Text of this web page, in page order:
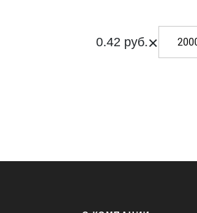
0.42 руб.×